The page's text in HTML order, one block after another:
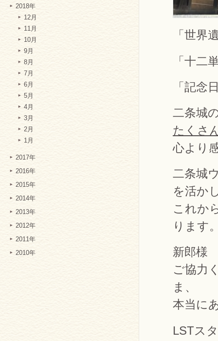
2018年
12月
11月
10月
9月
8月
7月
6月
5月
4月
3月
2月
1月
2017年
2016年
2015年
2014年
2013年
2012年
2011年
2010年
「世界
「十二
「記念
二条城
たくさ
心より
二条城
を活か
これか
ります
新郎様
ご協力
ま、
本当に
LSTス